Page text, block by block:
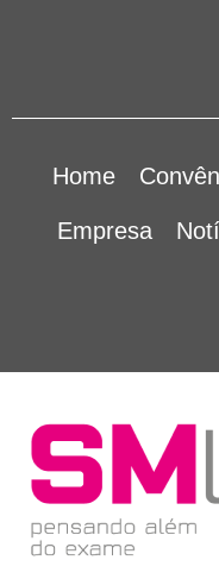
Home
Empresa